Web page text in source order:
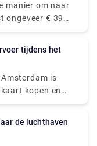
manier om naar
ongeveer € 39
om op de
naar het
en
van uw
wetende dat
u klaar staat
is
kopen en
platform. We
het kaartje kunt